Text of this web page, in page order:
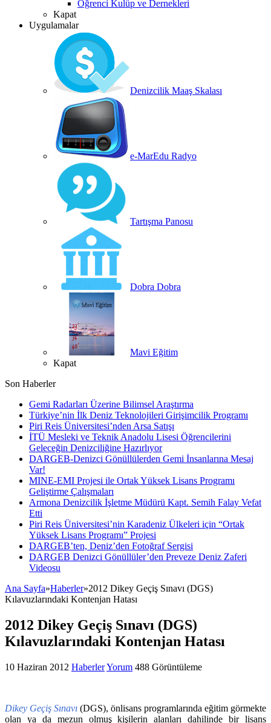
Öğrenci Kulüp ve Dernekleri
Kapat
Uygulamalar
Denizcilik Maaş Skalası
e-MarEdu Radyo
Tartışma Panosu
Dobra Dobra
Mavi Eğitim
Kapat
Son Haberler
Gemi Radarları Üzerine Bilimsel Araştırma
Türkiye’nin İlk Deniz Teknolojileri Girişimcilik Programı
Piri Reis Üniversitesi’nden Arsa Satışı
İTÜ Mesleki ve Teknik Anadolu Lisesi Öğrencilerini
Geleceğin Denizciliğine Hazırlıyor
DARGEB-Denizci Gönüllülerden Gemi İnsanlarına Mesaj
Var!
MINE-EMI Projesi ile Ortak Yüksek Lisans Programı
Geliştirme Çalışmaları
Armona Denizcilik İşletme Müdürü Kapt. Semih Falay Vefat
Etti
Piri Reis Üniversitesi’nin Karadeniz Ülkeleri için “Ortak
Yüksek Lisans Programı” Projesi
DARGEB’ten, Deniz’den Fotoğraf Sergisi
DARGEB Denizci Gönüllüler’den Preveze Deniz Zaferi
Videosu
Ana Sayfa»Haberler»2012 Dikey Geçiş Sınavı (DGS)
Kılavuzlarındaki Kontenjan Hatası
2012 Dikey Geçiş Sınavı (DGS)
Kılavuzlarındaki Kontenjan Hatası
10 Haziran 2012 HaberlerYorum 488 Görüntüleme
Dikey Geçiş Sınavı (DGS), önlisans programlarında eğitim görmekte
olan ya da mezun olmuş kişilerin alanları dahilinde bir lisans